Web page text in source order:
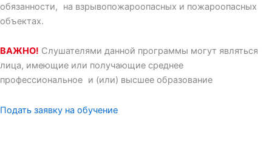
обязанности, на взрывопожароопасных и пожароопасных
объектах.
ВАЖНО! Слушателями данной программы могут являться
лица, имеющие или получающие среднее
профессиональное и (или) высшее образование
Подать заявку на обучение